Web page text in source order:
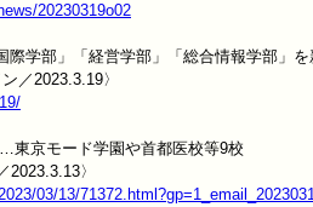
20230319o02
際学部」「経営学部」「総合情報学部」
東京モード学園や首都医校等9校
03/13/